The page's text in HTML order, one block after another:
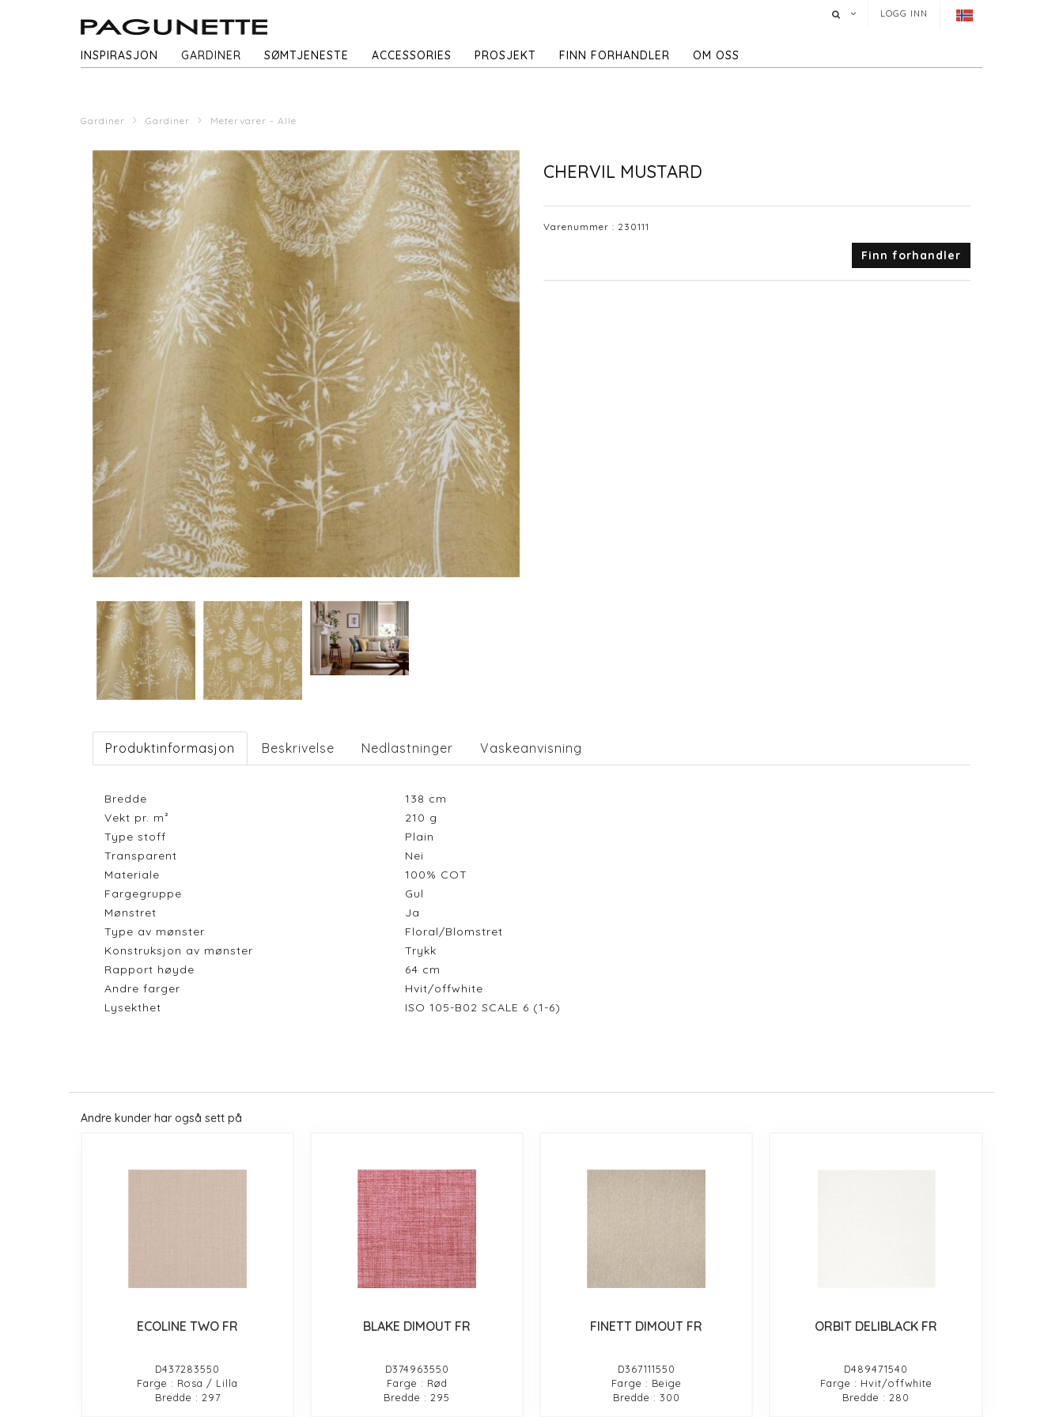
LOGG INN
INSPIRASJON GARDINER SØMTJENESTE ACCESSORIES PROSJEKT FINN FORHANDLER OM OSS
Gardiner Gardiner Metervarer - Alle
CHERVIL MUSTARD
Varenummer : 230111
Finn forhandler
Produktinformasjon Beskrivelse Nedlastninger Vaskeanvisning
Bredde 138 cm
Vekt pr. m²
210 g
Type stoff
Plain
Transparent
Nei
Materiale
100% COT
Fargegruppe
Gul
Mønstret
Ja
Type av mønster
Floral/Blomstret
Konstruksjon av mønster
Trykk
Rapport høyde
64 cm
Andre farger
Hvit/offwhite
Lysekthet
ISO 105-B02 SCALE 6 (1-6)
Andre kunder har også sett på
ECOLINE TWO FR
D437283550
Farge : Rosa / Lilla
Bredde : 297
BLAKE DIMOUT FR
D374963550
Farge : Rød
Bredde : 295
FINETT DIMOUT FR
D367111550
Farge : Beige
Bredde : 300
ORBIT DELIBLACK FR
D489471540
Farge : Hvit/offwhite
Bredde : 280